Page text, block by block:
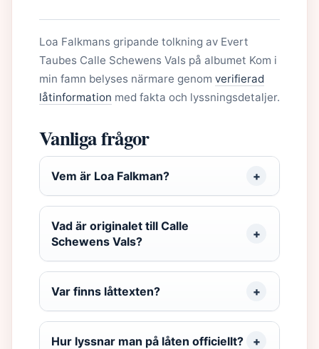
Loa Falkmans gripande tolkning av Evert
Taubes Calle Schewens Vals på albumet Kom i
min famn belyses närmare genom verifierad
låtinformation med fakta och lyssningsdetaljer.
Vanliga frågor
Vem är Loa Falkman?
Vad är originalet till Calle
Schewens Vals?
Var finns låttexten?
Hur lyssnar man på låten officiellt?